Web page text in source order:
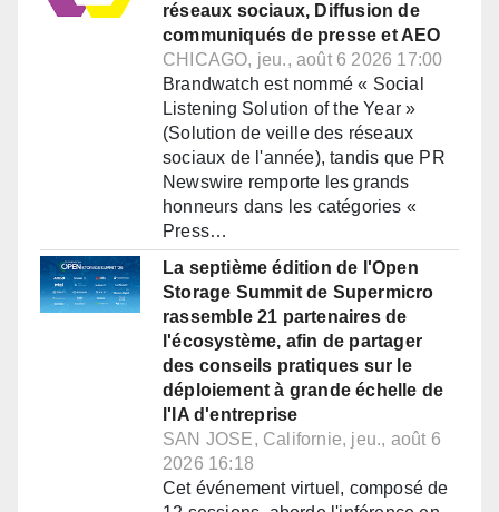
réseaux sociaux, Diffusion de
communiqués de presse et AEO
CHICAGO, jeu., août 6 2026 17:00
Brandwatch est nommé « Social
Listening Solution of the Year »
(Solution de veille des réseaux
sociaux de l'année), tandis que PR
Newswire remporte les grands
honneurs dans les catégories «
Press…
La septième édition de l'Open
Storage Summit de Supermicro
rassemble 21 partenaires de
l'écosystème, afin de partager
des conseils pratiques sur le
déploiement à grande échelle de
l'IA d'entreprise
SAN JOSE, Californie, jeu., août 6
2026 16:18
Cet événement virtuel, composé de